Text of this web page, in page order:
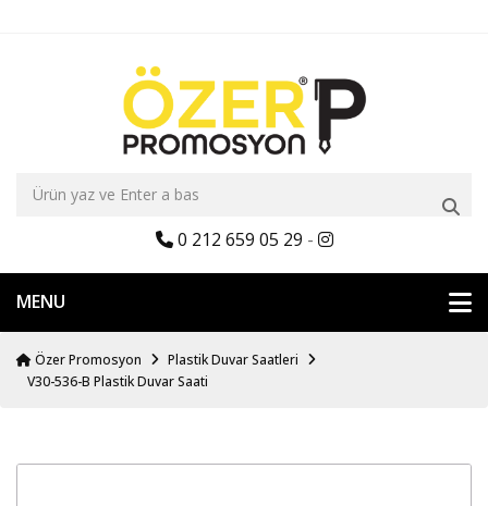
0 212 659 05 29 -
MENU
Özer Promosyon
Plastik Duvar Saatleri
V30-536-B Plastik Duvar Saati